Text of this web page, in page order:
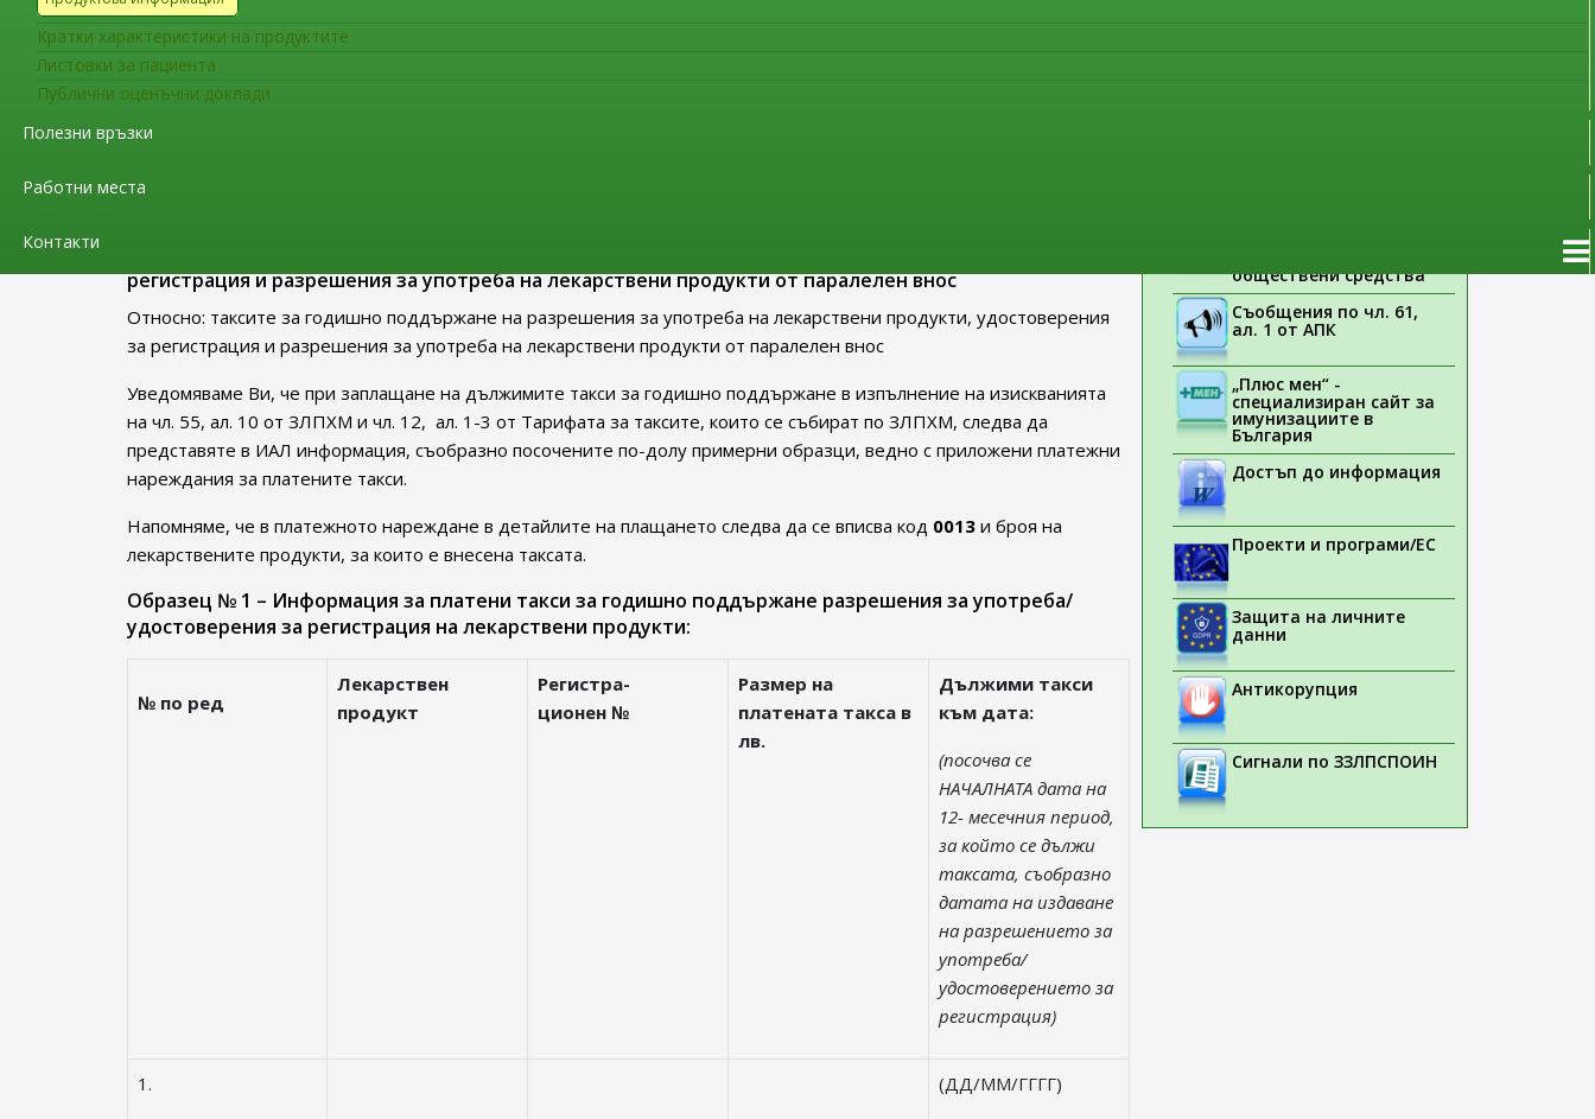
Кратки характеристики на продуктите
Листовки за пациента
Публични оценъчни доклади
Полезни връзки
Работни места
Контакти
Уведомяваме Ви, че считано от 21.08.2022 г. влиза в сила нов Анекс 21 „Внос на лекарствени продукти“ на
европейското ръководство за Добра производствена практика EU GMP Guide. Актуалният текст на документа е
публикуван на интернет страницата на Изпълнителна агенция по лекарствата в раздел
регистрация и разрешения за употреба на лекарствени продукти от паралелен внос
Относно: таксите за годишно поддържане на разрешения за употреба на лекарствени продукти, удостоверения
за регистрация и разрешения за употреба на лекарствени продукти от паралелен внос
Уведомяваме Ви, че при заплащане на дължимите такси за годишно поддържане в изпълнение на изискванията
на чл. 55, ал. 10 от ЗЛПХМ и чл. 12, ал. 1-3 от Тарифата за таксите, които се събират по ЗЛПХМ, следва да
представяте в ИАЛ информация, съобразно посочените по-долу примерни образци, ведно с приложени платежни
нареждания за платените такси.
Напомняме, че в платежното нареждане в детайлите на плащането следва да се вписва код 0013 и броя на
лекарствените продукти, за които е внесена таксата.
Образец № 1 – Информация за платени такси за годишно поддържане разрешения за употреба/
удостоверения за регистрация на лекарствени продукти:
№ по ред
Лекарствен
продукт
Регистра-
ционен №
Размер на
платената такса в
лв.
Дължими такси
към дата:
(посочва се
НАЧАЛНАТА дата на
12- месечния период,
за който се дължи
таксата, съобразно
датата на издаване
на разрешението за
употреба/
удостоверението за
регистрация)
1. (ДД/ММ/ГГГГ)
обществени средства
Съобщения по чл. 61,
ал. 1 от АПК
„Плюс мен“ -
специализиран сайт за
имунизациите в
България
Достъп до информация
Проекти и програми/ЕС
Защита на личните
данни
Антикорупция
Сигнали по ЗЗЛПСПОИН